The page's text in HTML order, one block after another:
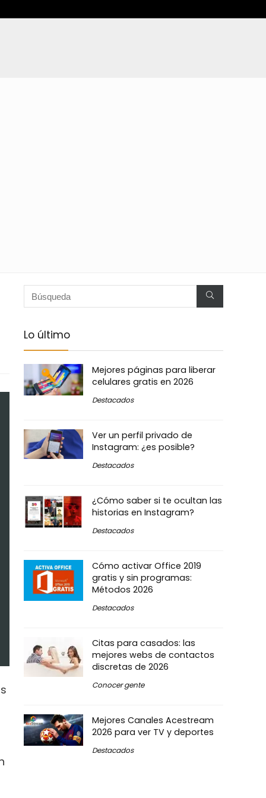
Lo último
Mejores páginas para liberar
celulares gratis en 2026
Destacados
Ver un perfil privado de
Instagram: ¿es posible?
Destacados
¿Cómo saber si te ocultan las
historias en Instagram?
Destacados
Cómo activar Office 2019
gratis y sin programas:
Métodos 2026
Destacados
Citas para casados: las
mejores webs de contactos
discretas de 2026
Conocer gente
Mejores Canales Acestream
2026 para ver TV y deportes
Destacados